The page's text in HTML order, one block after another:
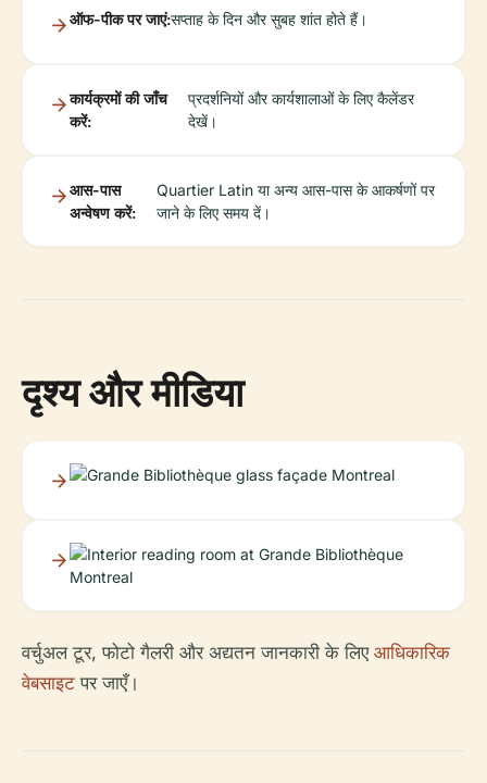
ऑफ-पीक पर जाएं:सप्ताह के दिन और सुबह शांत होते हैं।
कार्यक्रमों की जाँच
करें:
प्रदर्शनियों और कार्यशालाओं के लिए कैलेंडर
देखें।
आस-पास
अन्वेषण करें:
Quartier Latin या अन्य आस-पास के आकर्षणों पर
जाने के लिए समय दें।
दृश्य और मीडिया
वर्चुअल टूर, फोटो गैलरी और अद्यतन जानकारी के लिए आधिकारिक
वेबसाइट पर जाएँ।